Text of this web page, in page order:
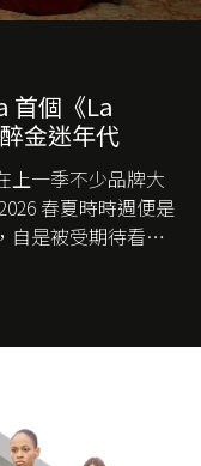
首個《La
金迷年代
上一季不少品牌大
春夏時時週便是
自是被受期待看他
去幾個季度業績
的愛將
得太前的 Demna
。而從剛剛推出
道 Demna 沒這麼
！